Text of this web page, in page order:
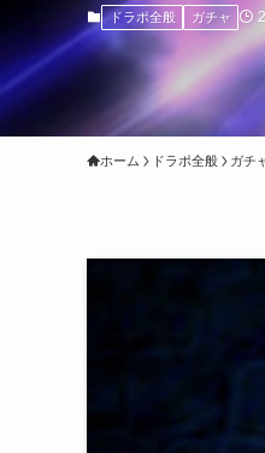
ドラポ全般 ガチャ
ホーム ドラポ全般 ガチ